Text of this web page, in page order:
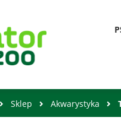
Sklep Akwarystyka